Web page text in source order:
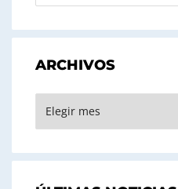
ARCHIVOS